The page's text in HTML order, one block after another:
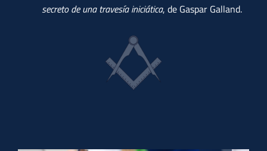
secreto de una travesía iniciática, de Gaspar Galland.